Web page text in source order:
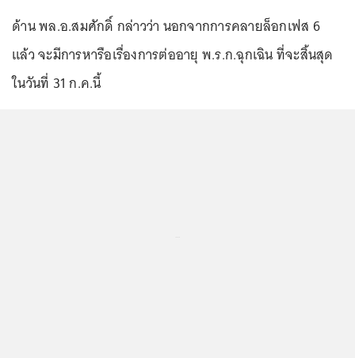
ด้าน พล.อ.สมศักดิ์ กล่าวว่า นอกจากการคลายล็อกเฟส 6
แล้ว จะมีการหารือเรื่องการต่ออายุ พ.ร.ก.ฉุกเฉิน ที่จะสิ้นสุด
ในวันที่ 31 ก.ค.นี้